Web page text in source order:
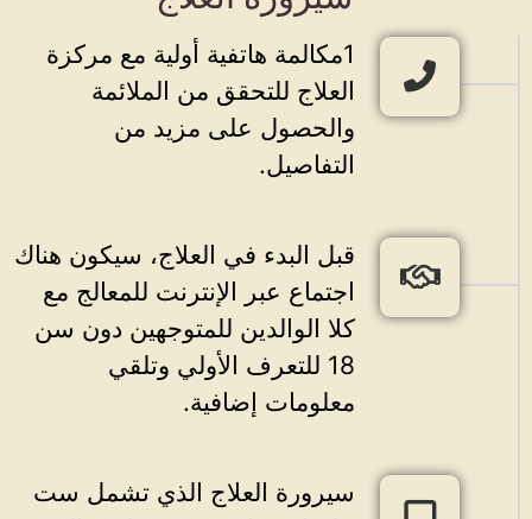
1مكالمة هاتفية أولية مع مركزة
العلاج للتحقق من الملائمة
والحصول على مزيد من
التفاصيل.
قبل البدء في العلاج، سيكون هناك
اجتماع عبر الإنترنت للمعالج مع
كلا الوالدين للمتوجهين دون سن
18 للتعرف الأولي وتلقي
معلومات إضافية.
سيرورة العلاج الذي تشمل ست